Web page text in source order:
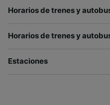
Horarios de trenes y
Horarios de trenes y
Estaciones